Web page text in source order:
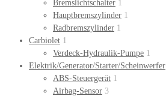
Bremslichtschalter 1
Hauptbremszylinder 1
Radbremszylinder 1
Carbiolet 1
Verdeck-Hydraulik-Pumpe 1
Elektrik/Generator/Starter/Scheinwerfer
ABS-Steuergerät 1
Airbag-Sensor 3